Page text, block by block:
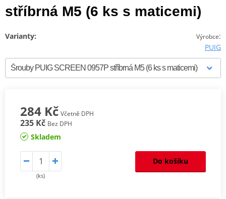
stříbrná M5 (6 ks s maticemi)
Výrobce:
PUIG
Varianty:
284 Kč Včetně DPH
235 Kč Bez DPH
Skladem
(ks)
Do košíku